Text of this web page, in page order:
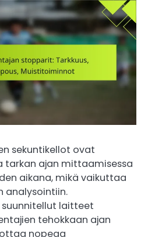
sekuntikellot ovat
tarkan ajan mittaamisessa
aikana, mikä vaikuttaa
analysointiin.
laitteet
tehokkaan ajan
nopeaa